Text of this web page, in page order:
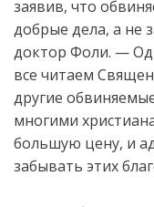
заявив, что
добрые дела, а не
доктор Фоли. —
все читаем
другие
многими
большую цену, и
забывать этих